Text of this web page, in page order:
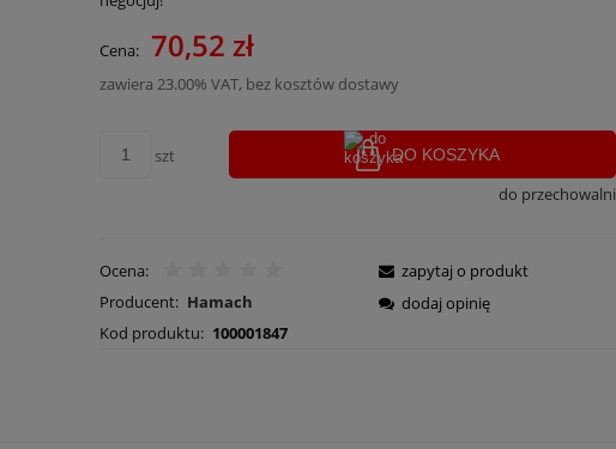
Cena: 70,52 zł
zawiera 23.00% VAT, bez kosztów dostawy
szt DO KOSZYKA
do przechowalni
Ocena:
Producent: Hamach
Kod produktu: 100001847
zapytaj o produkt
dodaj opinię